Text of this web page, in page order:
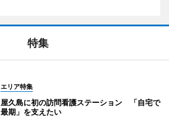
特集
エリア特集
屋久島に初の訪問看護ステーション 「自宅で
最期」を支えたい